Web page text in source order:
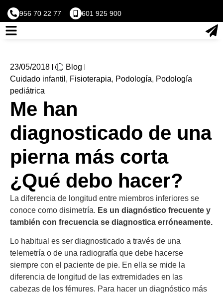
956 70 22 77 601 925 900
23/05/2018
Blog
Cuidado infantil , Fisioterapia, Podología, Podología
pediátrica
Me han
diagnosticado de una
pierna más corta
¿Qué debo hacer?
La diferencia de longitud entre miembros inferiores se
conoce como disimetría. Es un diagnóstico frecuente y
también con frecuencia se diagnostica erróneamente.
Lo habitual es ser diagnosticado a través de una
telemetría o de una radiografía que debe hacerse
siempre con el paciente de pie. En ella se mide la
diferencia de longitud de las extremidades en las
cabezas de los fémures. Para hacer un diagnóstico más